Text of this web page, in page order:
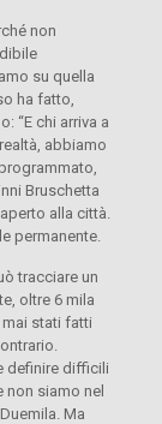
non
su quella
ha fatto,
“E chi arriva a
abbiamo
Bruschetta
alla città.
permanente.
tracciare un
oltre 6 mila
stati fatti
definire difficili
non siamo nel
Ma